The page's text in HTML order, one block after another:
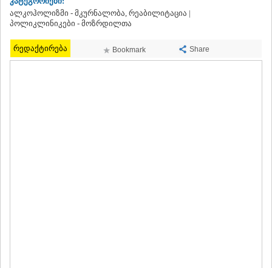
ᲮᲝᲜᲘ
ᲙᲐᲮᲔᲗᲘ
ᲒᲣᲠᲯᲐᲐᲜᲘ
ᲓᲔᲓᲝᲤᲚᲘᲡᲬᲧᲐᲠᲝ
ალკოჰოლიზმი - მკურნალობა, რეაბილიტაცია |
პოლიკლინიკები - მოზრდილთა
რედაქტირება Bookmark Share